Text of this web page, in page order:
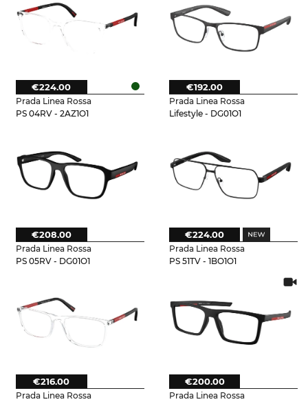
Prada Linea Rossa
PS 04RV - 2AZ1O1
€224.00
Prada Linea Rossa
Lifestyle - DG01O1
€192.00
Prada Linea Rossa
PS 05RV - DG01O1
€208.00
Prada Linea Rossa
PS 51TV - 1BO1O1
€224.00
Prada Linea Rossa
€216.00
Prada Linea Rossa
€200.00